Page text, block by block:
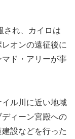
され、カイロは
オンの遠征後に
ド・アリーが事
ル川に近い地域
ィーン宮殿への
設などを行った